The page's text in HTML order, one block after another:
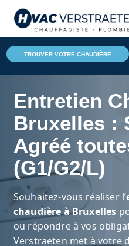
Content
Aller
la
navigationTROUVER VOTRE CHAUDIÈRE
Entretien
Bruxelles :
Agréé
(G1/G2/L)
Souhaitez-vous réaliser l’
chaudière à Bruxelles
ou répondre à vos
Verstraeten met à votre